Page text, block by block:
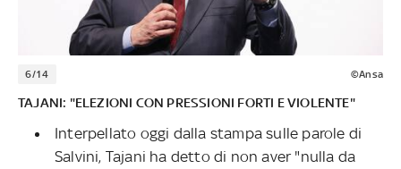
6/14 ©Ansa
TAJANI: "ELEZIONI CON PRESSIONI FORTI E VIOLENTE"
Interpellato oggi dalla stampa sulle parole di
Salvini, Tajani ha detto di non aver "nulla da